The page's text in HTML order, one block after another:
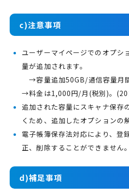
c)注意事項
ユーザーマイページでのオプシ
量が追加されます。
→容量追加50GB/通信容量月
→料金は1,000円/月(税別)。
追加された容量にスキャナ保存
くため、追加したオプションの
電子帳簿保存法対応により、登
正、削除することができません。
d)補足事項